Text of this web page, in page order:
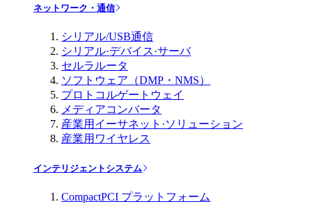
ネットワーク・通信
シリアル/USB通信
シリアル·デバイス·サーバ
セルラルータ
ソフトウェア（DMP・NMS）
プロトコルゲートウェイ
メディアコンバータ
産業用イーサネット·ソリューション
産業用ワイヤレス
インテリジェントシステム
CompactPCI プラットフォーム